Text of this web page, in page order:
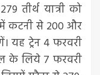
तीर्थ यात्री को
कटनी से 200 और
यह ट्रेन 4 फरवरी
के लिये 7 फरवरी